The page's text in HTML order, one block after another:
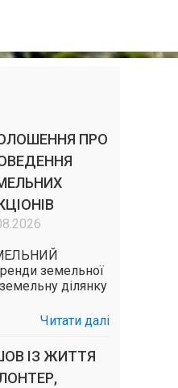
ПРО
земельної
ділянку
Читати далі
ІЗ ЖИТТЯ